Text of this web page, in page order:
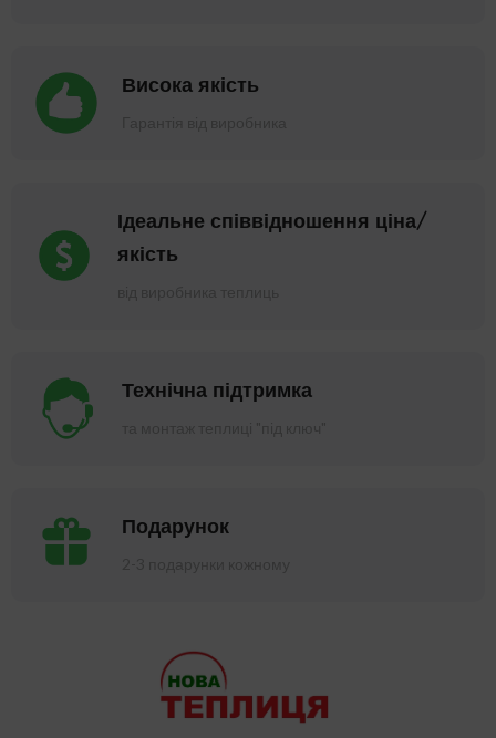
Висока якість
Ідеальне співвідношення ціна/
якість
Технічна підтримка
Подарунок